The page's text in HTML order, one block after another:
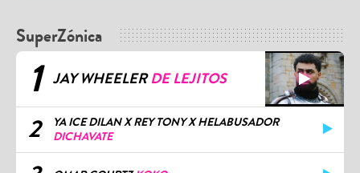
SuperZónica
1 JAY WHEELERDE LEJITOS
2
YA ICE DILAN X REY TONY X HELABUSADOR
DICHAVATE